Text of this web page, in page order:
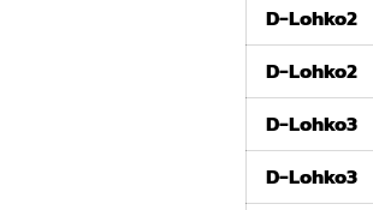
D-Lohko2
D-Lohko2
D-Lohko3
D-Lohko3